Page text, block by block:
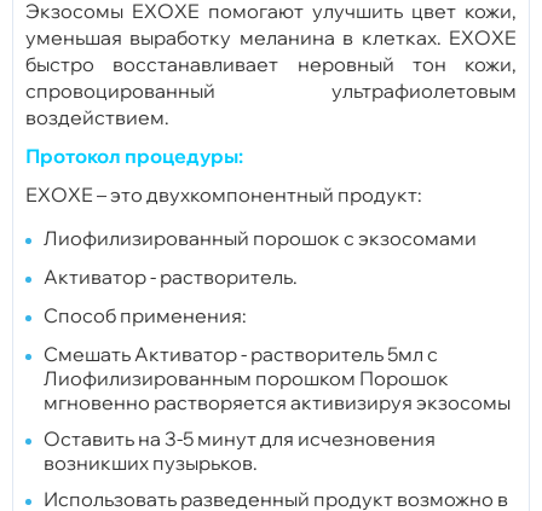
Экзосомы EXOXE помогают улучшить цвет кожи,
уменьшая выработку меланина в клетках. EXOXE
быстро восстанавливает неровный тон кожи,
спровоцированный ультрафиолетовым
воздействием.
Протокол процедуры:
ЕХОХЕ – это двухкомпонентный продукт:
Лиофилизированный порошок с экзосомами
Активатор - растворитель.
Способ применения:
Смешать Активатор - растворитель 5мл с
Лиофилизированным порошком Порошок
мгновенно растворяется активизируя экзосомы
Оставить на 3-5 минут для исчезновения
возникших пузырьков.
Использовать разведенный продукт возможно в